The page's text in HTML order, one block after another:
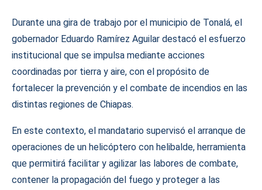
Durante una gira de trabajo por el municipio de Tonalá, el
gobernador Eduardo Ramírez Aguilar destacó el esfuerzo
institucional que se impulsa mediante acciones
coordinadas por tierra y aire, con el propósito de
fortalecer la prevención y el combate de incendios en las
distintas regiones de Chiapas.
En este contexto, el mandatario supervisó el arranque de
operaciones de un helicóptero con helibalde, herramienta
que permitirá facilitar y agilizar las labores de combate,
contener la propagación del fuego y proteger a las